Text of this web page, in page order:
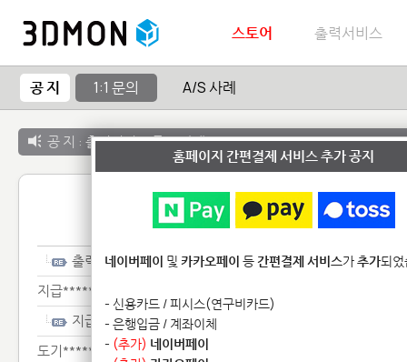
스토어 출력서비스
공 지 1:1 문의 A/S 사례
공 지 : 출력서비스 종료 안내
1:1 문
출력***********
지급***********
지급***********
도기********
홈페이지 간편결제 서비스 추가 공지
네이버페이 및 카카오페이 등간편결제 서비스가추가되
- 신용카드 / 피시스(연구비카드)
- 은행입금 / 계좌이체
- (추가) 네이버페이